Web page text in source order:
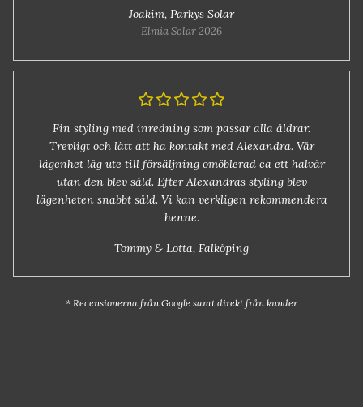
Joakim, Parkys Solar
Elmia Solar 2026
Fin styling med inredning som passar alla åldrar.
Trevligt och lätt att ha kontakt med Alexandra. Vår
lägenhet låg ute till försäljning omöblerad ca ett halvår
utan den blev såld. Efter Alexandras styling blev
lägenheten snabbt såld. Vi kan verkligen rekommendera
henne.
Tommy & Lotta, Falköping
* Recensionerna från Google samt direkt från kunder